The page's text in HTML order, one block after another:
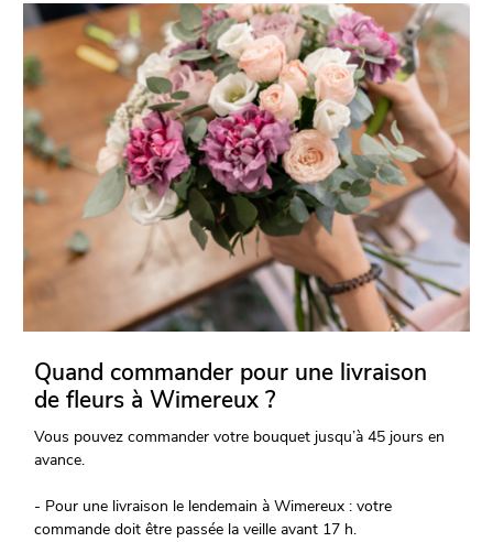
Quand commander pour une livraison
de fleurs à Wimereux ?
Vous pouvez commander votre bouquet jusqu’à 45 jours en
avance.
- Pour une livraison le lendemain à Wimereux : votre
commande doit être passée la veille avant 17 h.